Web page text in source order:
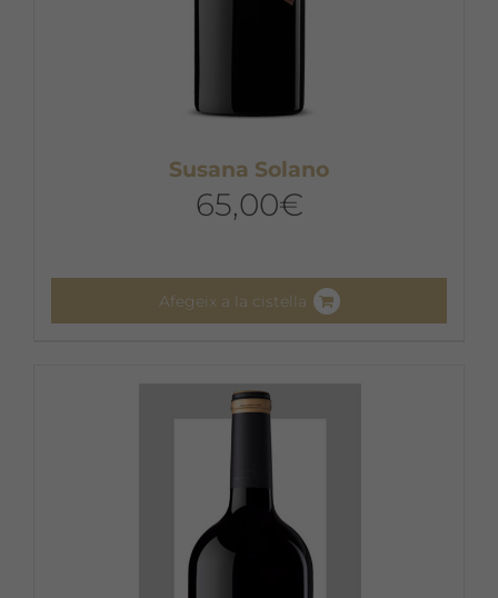
Susana Solano
65,00€
Afegeix a la cistella